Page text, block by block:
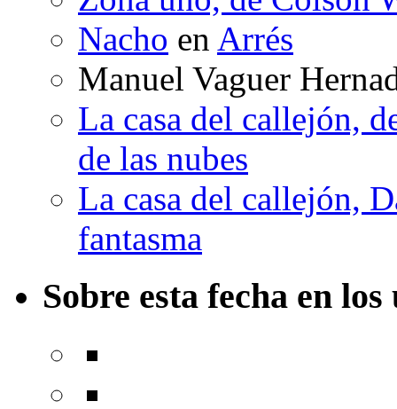
Nacho en Arrés
Manuel Vaguer
La casa del callejón,
de las nubes
La casa del callejón,
fantasma
Sobre esta fecha en